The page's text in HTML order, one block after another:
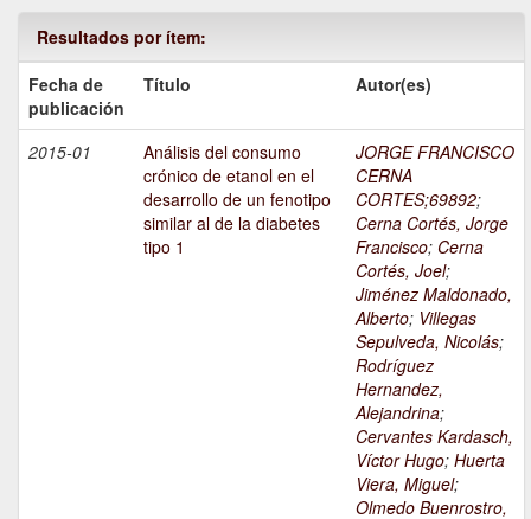
Resultados por ítem:
Fecha de
publicación
Título Autor(es)
2015-01
Análisis del consumo
crónico de etanol en el
desarrollo de un fenotipo
similar al de la diabetes
tipo 1
JORGE FRANCISCO
CERNA
CORTES;69892;
Cerna Cortés, Jorge
Francisco; Cerna
Cortés, Joel;
Jiménez Maldonado,
Alberto; Villegas
Sepulveda, Nicolás;
Rodríguez
Hernandez,
Alejandrina;
Cervantes Kardasch,
Víctor Hugo; Huerta
Viera, Miguel;
Olmedo Buenrostro,